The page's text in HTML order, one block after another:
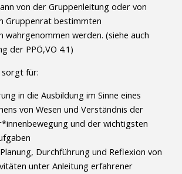
von der Gruppenleitung oder von
Gruppenrat bestimmten
wahrgenommen werden. (siehe auch
der PPÖ,VO 4.1)
für:
in die Ausbildung im Sinne eines
von Wesen und Verständnis der
und der wichtigsten
Durchführung und Reflexion von
unter Anleitung erfahrener